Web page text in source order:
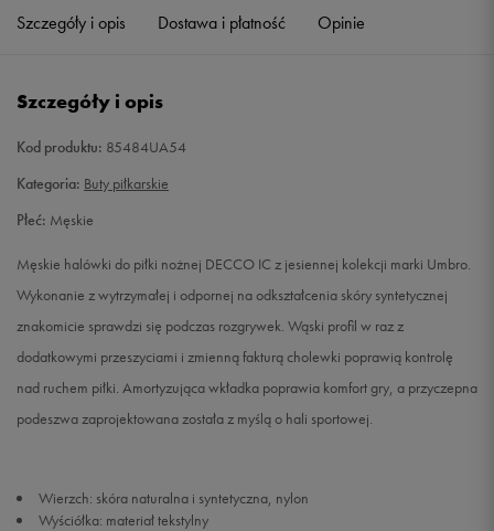
42 26,5 cm
43 27,5 cm Powiadom o dostępności
44 28,5 cm Powiadom o dostępności
45,5 29,5 cm
Szczegóły i opis Dostawa i płatność Opinie
Szczegóły i opis
Kod produktu: 85484UA54
Kategoria: Buty piłkarskie
Płeć: Męskie
Męskie halówki do piłki nożnej DECCO IC z jesiennej kolekcji marki Umbro.
Wykonanie z wytrzymałej i odpornej na odkształcenia skóry syntetycznej
znakomicie sprawdzi się podczas rozgrywek. Wąski profil w raz z
dodatkowymi przeszyciami i zmienną fakturą cholewki poprawią kontrolę
nad ruchem piłki. Amortyzująca wkładka poprawia komfort gry, a przyczepna
podeszwa zaprojektowana została z myślą o hali sportowej.
Wierzch: skóra naturalna i syntetyczna, nylon
Wyściółka: materiał tekstylny